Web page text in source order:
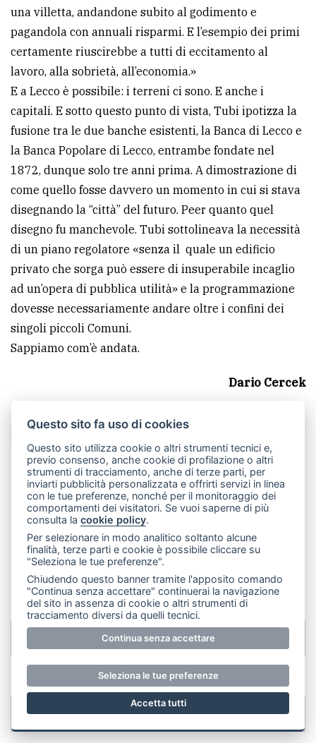
una villetta, andandone subito al godimento e
pagandola con annuali risparmi. E l’esempio dei primi
certamente riuscirebbe a tutti di eccitamento al
lavoro, alla sobrietà, all’economia.»
E a Lecco è possibile: i terreni ci sono. E anche i
capitali. E sotto questo punto di vista, Tubi ipotizza la
fusione tra le due banche esistenti, la Banca di Lecco e
la Banca Popolare di Lecco, entrambe fondate nel
1872, dunque solo tre anni prima. A dimostrazione di
come quello fosse davvero un momento in cui si stava
disegnando la “città” del futuro. Peer quanto quel
disegno fu manchevole. Tubi sottolineava la necessità
di un piano regolatore «senza il quale un edificio
privato che sorga può essere di insuperabile incaglio
ad un’opera di pubblica utilità» e la programmazione
dovesse necessariamente andare oltre i confini dei
singoli piccoli Comuni.
Sappiamo com’è andata.
Dario Cercek
INVIA UN MESSAGGIO ALLA
REDAZIONE
Il tuo indirizzo email ed eventuali dati personali non
verranno pubblicati.
Nome *
Email
Questo sito fa uso di cookies
Questo sito utilizza cookie o altri strumenti tecnici e,
previo consenso, anche cookie di profilazione o altri
strumenti di tracciamento, anche di terze parti, per
inviarti pubblicità personalizzata e offrirti servizi in linea
con le tue preferenze, nonché per il monitoraggio dei
comportamenti dei visitatori. Se vuoi saperne di più
consulta lacookie policy.
Per selezionare in modo analitico soltanto alcune
finalità, terze parti e cookie è possibile cliccare su
"Seleziona le tue preferenze".
Chiudendo questo banner tramite l'apposito comando
"Continua senza accettare" continuerai la navigazione
del sito in assenza di cookie o altri strumenti di
tracciamento diversi da quelli tecnici.
Continua senza accettare
Seleziona le tue preferenze
Accetta tutti